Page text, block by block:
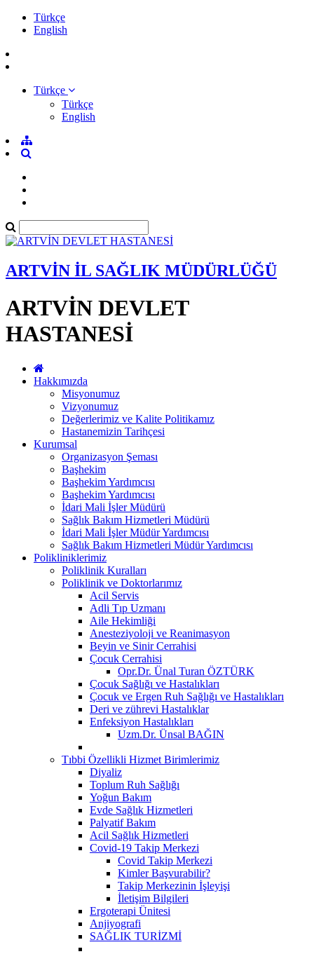
Türkçe
English
Türkçe
Türkçe
English
ARTVİN İL SAĞLIK MÜDÜRLÜĞÜ
ARTVİN DEVLET
HASTANESİ
Hakkımızda
Misyonumuz
Vizyonumuz
Değerlerimiz ve Kalite Politikamız
Hastanemizin Tarihçesi
Kurumsal
Organizasyon Şeması
Başhekim
Başhekim Yardımcısı
Başhekim Yardımcısı
İdari Mali İşler Müdürü
Sağlık Bakım Hizmetleri Müdürü
İdari Mali İşler Müdür Yardımcısı
Sağlık Bakım Hizmetleri Müdür Yardımcısı
Polikliniklerimiz
Poliklinik Kuralları
Poliklinik ve Doktorlarımız
Acil Servis
Adli Tıp Uzmanı
Aile Hekimliği
Anesteziyoloji ve Reanimasyon
Beyin ve Sinir Cerrahisi
Çocuk Cerrahisi
Opr.Dr. Ünal Turan ÖZTÜRK
Çocuk Sağlığı ve Hastalıkları
Çocuk ve Ergen Ruh Sağlığı ve Hastalıkları
Deri ve zührevi Hastalıklar
Enfeksiyon Hastalıkları
Uzm.Dr. Ünsal BAĞIN
Tıbbi Özellikli Hizmet Birimlerimiz
Diyaliz
Toplum Ruh Sağlığı
Yoğun Bakım
Evde Sağlık Hizmetleri
Palyatif Bakım
Acil Sağlık Hizmetleri
Covid-19 Takip Merkezi
Covid Takip Merkezi
Kimler Başvurabilir?
Takip Merkezinin İşleyişi
İletişim Bilgileri
Ergoterapi Ünitesi
Anjiyografi
SAĞLIK TURİZMİ